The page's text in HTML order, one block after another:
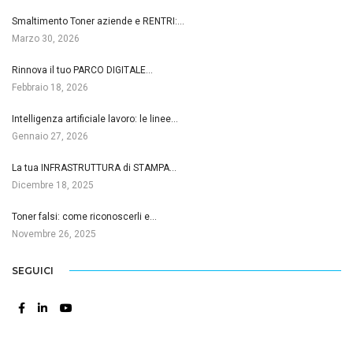
Smaltimento Toner aziende e RENTRI:…
Marzo 30, 2026
Rinnova il tuo PARCO DIGITALE…
Febbraio 18, 2026
Intelligenza artificiale lavoro: le linee…
Gennaio 27, 2026
La tua INFRASTRUTTURA di STAMPA…
Dicembre 18, 2025
Toner falsi: come riconoscerli e…
Novembre 26, 2025
SEGUICI